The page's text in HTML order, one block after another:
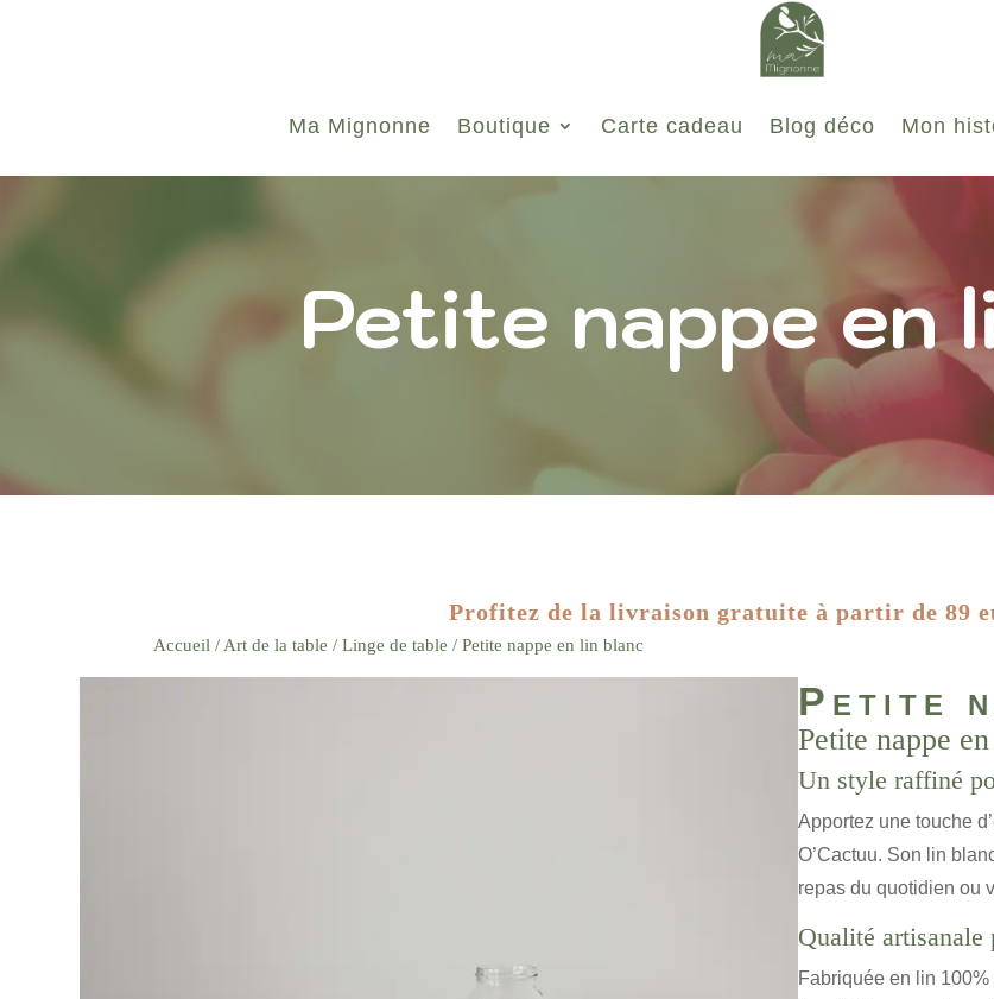
Ma Mignonne Boutique Carte cadeau Blog déco Mon
Petite nappe en
Profitez de la livraison gratuite à partir de 89
Accueil / Art de la table /Linge de table / Petite nappe en lin blanc
Petite
Petite nappe
Un style raffiné
Apportez une touche
O’Cactuu. Son lin
repas du quotidien ou
Qualité artisanale
Fabriquée en lin